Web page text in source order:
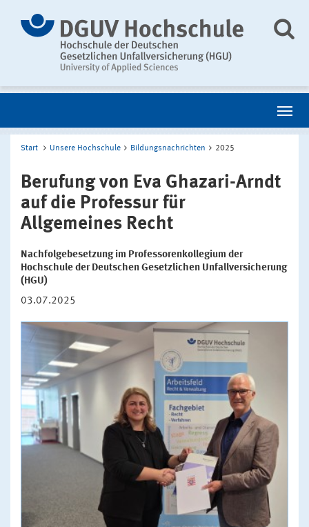
Start Unsere Hochschule Bildungsnachrichten 2025
Berufung von Eva Ghazari-Arndt
auf die Professur für
Allgemeines Recht
Nachfolgebesetzung im Professorenkollegium der
Hochschule der Deutschen Gesetzlichen Unfallversicherung
(HGU)
03.07.2025